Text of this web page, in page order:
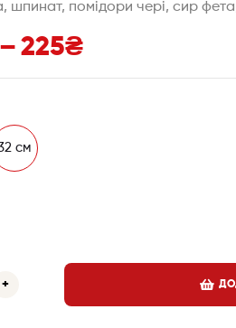
шпинат, помідори чері, сир
– 225₴
см
+